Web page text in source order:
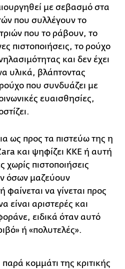
με σεβασμό στα
που συλλέγουν το
που το ράβουν, το
πιστοποιήσεις, το ρούχο
και δεν έχει
υλικά, βλάπτοντας
που συνδυάζει με
ευαισθησίες,
ως προς τα πιστεύω της η
και ψηφίζει ΚΚΕ ή αυτή
χωρίς πιστοποιήσεις
όσων μαζεύουν
να γίνεται προς
είναι αριστερές και
ειδικά όταν αυτό
ή «πολυτελές».
κομμάτι της κριτικής